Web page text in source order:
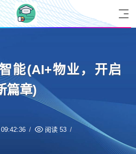
能(AI+物业，开启
篇章)
阅读 53